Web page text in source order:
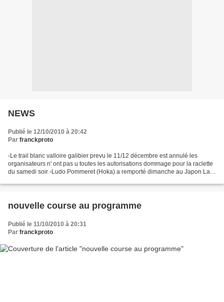
NEWS
Publié le 12/10/2010 à 20:42
Par franckproto
-Le trail blanc valloire galibier prevu le 11/12 décembre est annulé les
organisateurs n' ont pas u toutes les autorisations dommage pour la raclette
du samedi soir -Ludo Pommeret (Hoka) a remporté dimanche au Japon La
nouvelle course au programme
Publié le 11/10/2010 à 20:31
Par franckproto